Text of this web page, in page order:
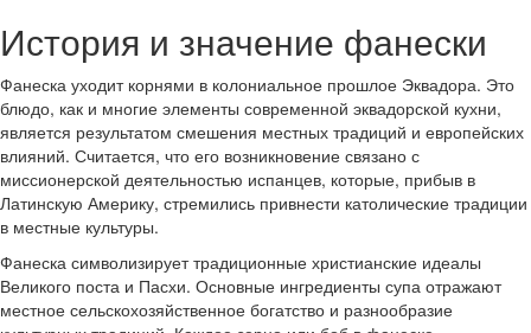
История и значение фанески
Фанеска уходит корнями в колониальное прошлое Эквадора. Это
блюдо, как и многие элементы современной эквадорской кухни,
является результатом смешения местных традиций и европейских
влияний. Считается, что его возникновение связано с
миссионерской деятельностью испанцев, которые, прибыв в
Латинскую Америку, стремились привнести католические традиции
в местные культуры.
Фанеска символизирует традиционные христианские идеалы
Великого поста и Пасхи. Основные ингредиенты супа отражают
местное сельскохозяйственное богатство и разнообразие